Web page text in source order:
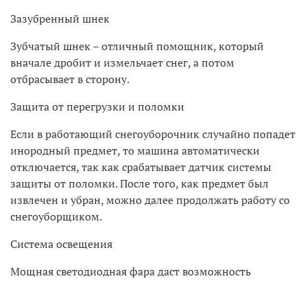
Зазубренный шнек
Зубчатый шнек – отличный помощник, который
вначале дробит и измельчает снег, а потом
отбрасывает в сторону.
Защита от перегрузки и поломки
Если в работающий снегоуборочник случайно попадет
инородный предмет, то машина автоматически
отключается, так как срабатывает датчик системы
защиты от поломки. После того, как предмет был
извлечен и убран, можно далее продолжать работу со
снегоуборщиком.
Система освещения
Мощная светодиодная фара даст возможность